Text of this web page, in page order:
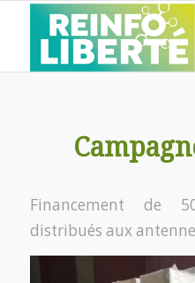
Financement de
distribués aux